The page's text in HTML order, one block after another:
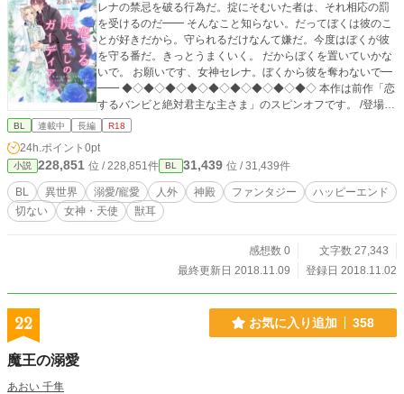
レナの禁忌を破る行為だ。掟にそむいた者は、それ相応の罰
を受けるのだ━━ そんなこと知らない。だってぼくは彼のこ
とが好きだから。守られるだけなんて嫌だ。今度はぼくが彼
を守る番だ。きっとうまくいく。 だからぼくを置いていかな
いで。 お願いです、女神セレナ。ぼくから彼を奪わないで━
━━ ◆◇◆◇◆◇◆◇◆◇◆◇◆◇◆◇◆◇ 本作は前作「恋
するバンビと絶対君主な主さま」のスピンオフです。 /登場人
物紹介/ 〇アンジェラス・ジュリオ・ラタトスク 獣王ティグ
行くは父であるティグリスから王位を継承し、神殿の長に立
つ身分にある。 従兄弟のユエに恋心を抱く。自らのチャーム
ポイントを把握し、自慢の虎耳をぴこりと立て愛くるしさを
発揮するとともに、手入れにも余念がない。 〇ユエ・アスタ
ー・ホルト 人間と獣とのあいだに生を受けたハイブリッド。
入団を果たす。現在は准尉として任務に努め、故あって国王
よりアンジェラスの警護を任される。 〇ラニ・アーサー・ヘ
国王となるべく教育を受けながらも、今ひとつ王位継承者と
しての自覚がうかがえない。 幼い頃に遊びにきたアンジェラ
BL 連載中 長編 R18
24h.ポイント 0pt
小説 228,851 位 / 228,851件 BL 31,439 位 / 31,439件
BL 異世界 溺愛/寵愛 人外 神殿 ファンタジー
ハッピーエンド
切ない
女神・天使 獣耳
感想数 0
文字数 27,343
最終更新日 2018.11.09
登録日 2018.11.02
22 お気に入り追加 358
魔王の溺愛
あおい 千隼